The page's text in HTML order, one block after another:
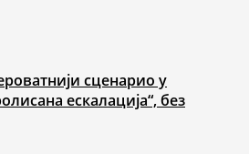
сценарио у
ескалација“, без